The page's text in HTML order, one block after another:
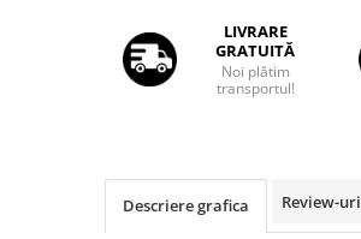
Rame adaptoare Honda
Rame Adaptoare Porsche
Rame adaptoare Citroen
LIVRARE
GRATUITĂ
Noi plătim
transportul!
Descriere grafica Review-uri